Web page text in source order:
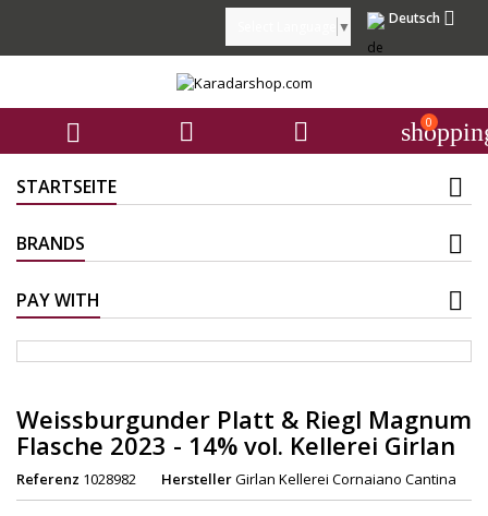
Deutsch 
▼
   0
STARTSEITE
BRANDS
PAY WITH
Weissburgunder Platt & Riegl Magnum
Flasche 2023 - 14% vol. Kellerei Girlan
Referenz 1028982 HerstellerGirlan Kellerei Cornaiano Cantina